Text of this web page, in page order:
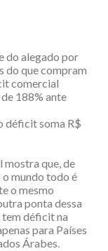
do alegado por
do que compram
comercial
188% ante
déficit soma R$
mostra que, de
mundo todo é
o mesmo
ponta dessa
déficit na
para Países
Árabes.